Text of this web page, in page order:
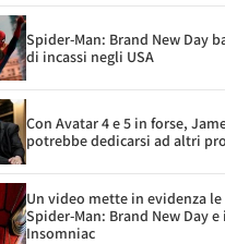
Spider-Man: Brand New Day
di incassi negli USA
Con Avatar 4 e 5 in forse,
potrebbe dedicarsi ad altri
Un video mette in evidenza
Spider-Man: Brand New Day
Insomniac